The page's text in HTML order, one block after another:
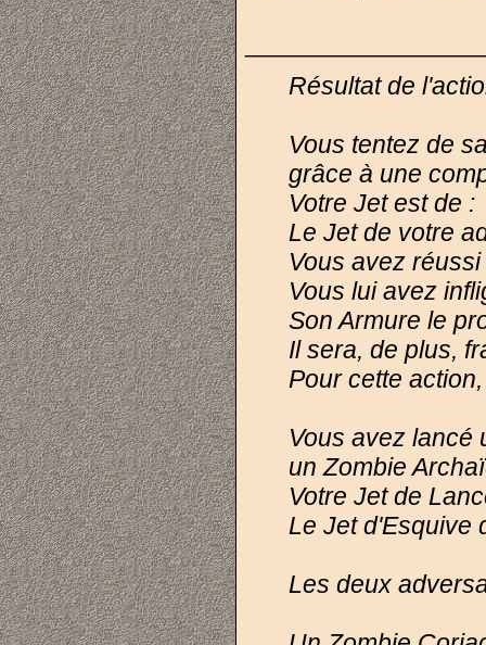
Résultat de
Vous tentez de
grâce à une
Votre Jet est de
Le Jet de votre
Vous avez
Vous lui avez
Son Armure le
Il sera, de plus,
Pour cette
Vous avez lancé
un Zombie
Votre Jet de
Le Jet
Les deux